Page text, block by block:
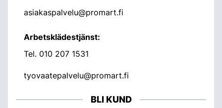
asiakaspalvelu@promart.fi
Arbetsklädestjänst:
Tel. 010 207 1531
tyovaatepalvelu@promart.fi
BLI KUND